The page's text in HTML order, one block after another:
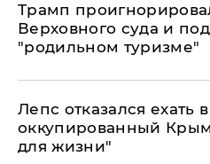
Трамп
Верховного суда и
"родильном туризме"
Лепс отказался ехать в
оккупированный
для жизни"